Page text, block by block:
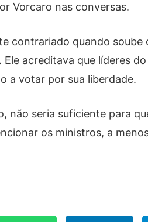
Vorcaro nas conversas.
contrariado quando soube
Ele acreditava que líderes
a votar por sua liberdade.
seria suficiente para
os ministros, a